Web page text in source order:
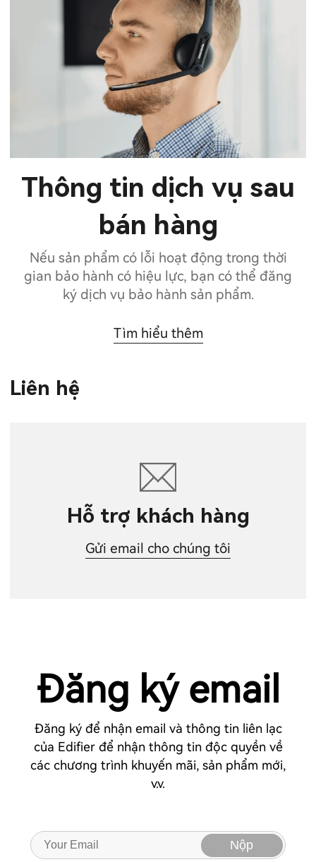
Thông tin dịch vụ sau
bán hàng
Nếu sản phẩm có lỗi hoạt động trong thời
gian bảo hành có hiệu lực, bạn có thể đăng
ký dịch vụ bảo hành sản phẩm.
Tìm hiểu thêm
Liên hệ
Hỗ trợ khách hàng
Gửi email cho chúng tôi
Đăng ký email
Đăng ký để nhận email và thông tin liên lạc
của Edifier để nhận thông tin độc quyền về
các chương trình khuyến mãi, sản phẩm mới,
v.v.
Nộp